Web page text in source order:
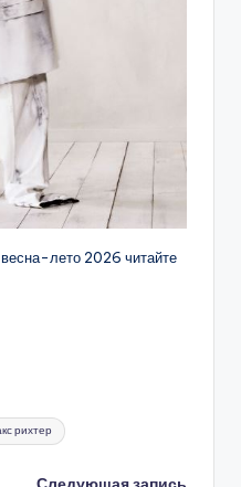
лето 2026 читайте
рихтер